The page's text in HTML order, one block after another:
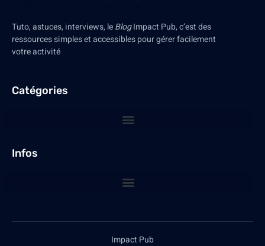
Tuto, astuces, interviews, leBlogImpact Pub, c’est des
ressources simples et accessibles pour gérer facilement
votre activité
Catégories
Infos
Impact Pub